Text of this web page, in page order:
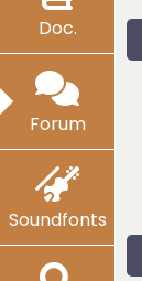
Doc.
Forum
Soundfonts